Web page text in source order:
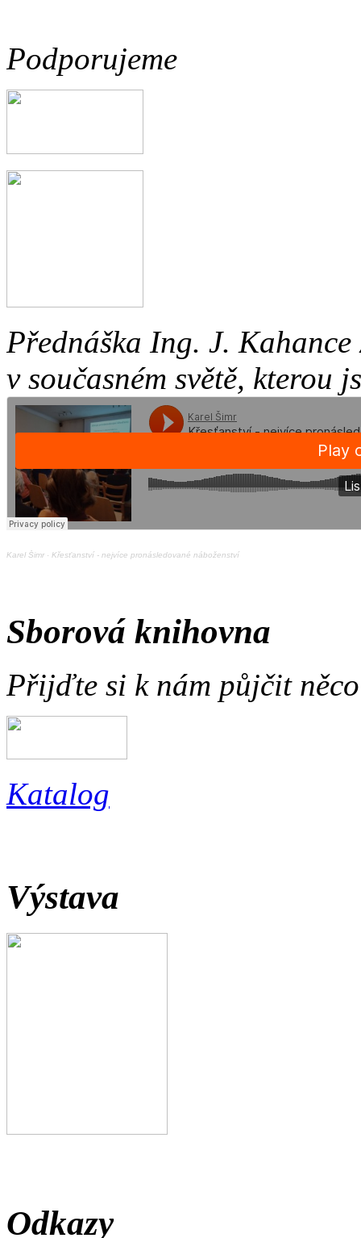
Podporujeme
Přednáška Ing. J.
v současném světě, kterou
Karel Šimr · Křesťanství - nejvíce pronásledované náboženství
Sborová knihovna
Přijďte si k nám půjčit
Katalog
Výstava
Odkazy